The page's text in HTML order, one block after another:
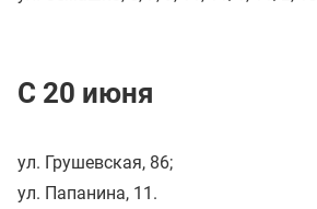
С 20 июня
ул. Грушевская, 86;
ул. Папанина, 11.